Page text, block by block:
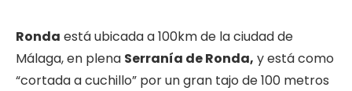
Ronda está ubicada a 100km de la ciudad de
Málaga, en plena Serranía de Ronda, y está como
“cortada a cuchillo” por un gran tajo de 100 metros